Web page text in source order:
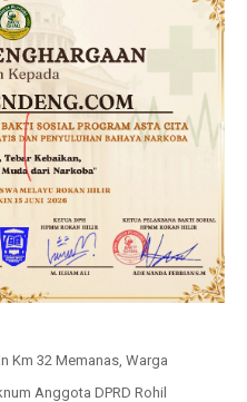
Km 32 Memanas, Warga
Anggota DPRD Rohil